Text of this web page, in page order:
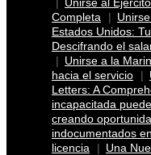
Completa
Estados Unidos:
Descifrando el
Unirse a la
hacia el servicio
Letters: A
incapacitada
creando
indocumentados
licencia
Una